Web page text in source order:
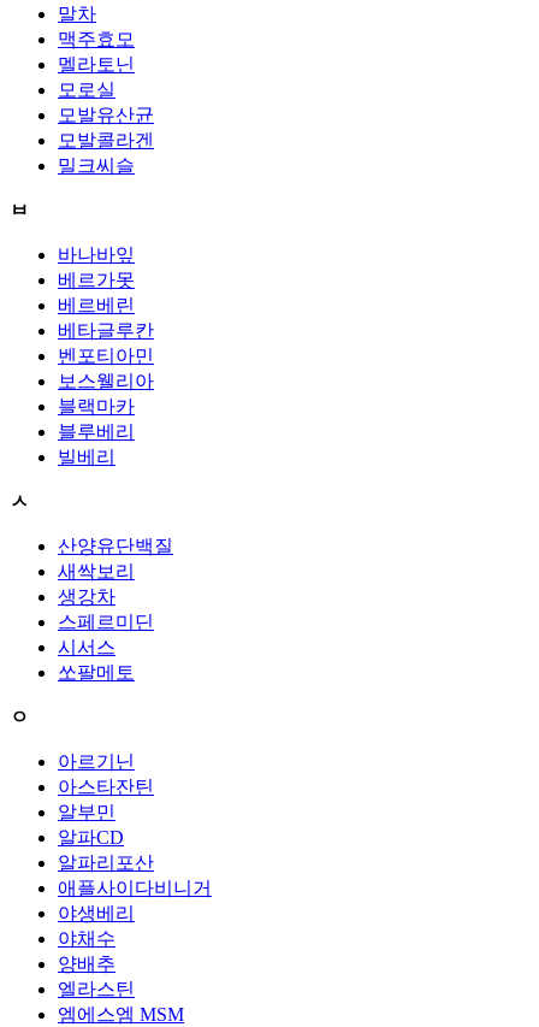
말차
맥주효모
멜라토닌
모로실
모발유산균
모발콜라겐
밀크씨슬
ㅂ
바나바잎
베르가못
베르베린
베타글루칸
벤포티아민
보스웰리아
블랙마카
블루베리
빌베리
ㅅ
산양유단백질
새싹보리
생강차
스페르미딘
시서스
쏘팔메토
ㅇ
아르기닌
아스타잔틴
알부민
알파CD
알파리포산
애플사이다비니거
야생베리
야채수
양배추
엘라스틴
엠에스엠 MSM